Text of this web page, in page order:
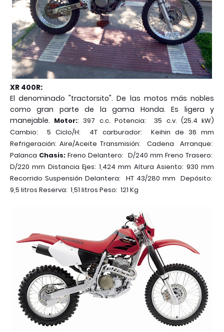
XR 400R:
El denominado "tractorsito". De las motos más nobles
como gran parte de la gama Honda. Es ligera y
manejable. Motor:: 397 c.c. Potencia: 35 c.v. (25.4 kW)
Cambio: 5 Ciclo/H: 4T carburador: Keihin de 36 mm
Refrigeración: Aire/Aceite Transmisión: Cadena Arranque:
Palanca Chasis: Freno Delantero: D/240 mm Freno Trasero:
D/220 mm Distancia Ejes: 1,424 mm Altura Asiento: 930 mm
Recorrido Suspensión Delantera: HT 43/280 mm Depósito:
9,5 litros Reserva: 1,51 litros Peso: 121 Kg